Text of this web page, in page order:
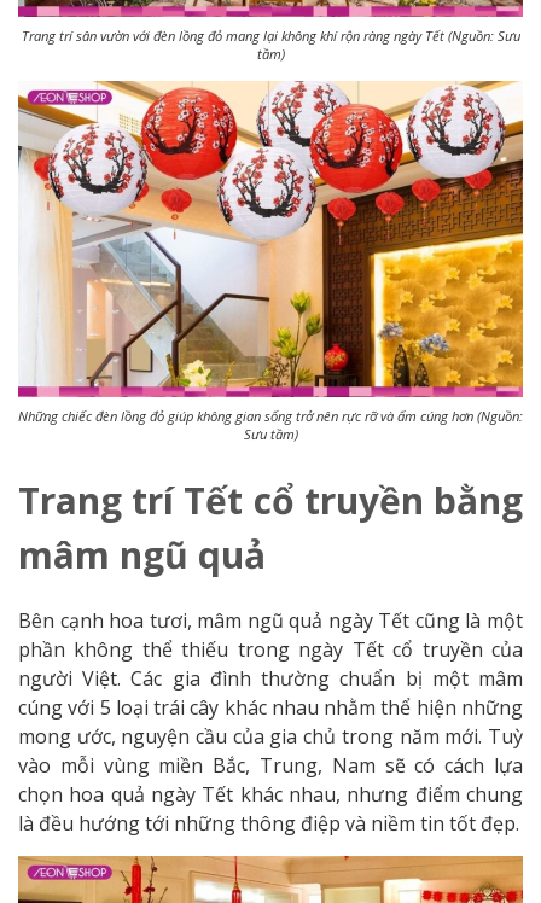
Trang trí sân vườn với đèn lồng đỏ mang lại không khí rộn ràng ngày Tết (Nguồn: Sưu
tầm)
Những chiếc đèn lồng đỏ giúp không gian sống trở nên rực rỡ và ấm cúng hơn (Nguồn:
Sưu tầm)
Trang trí Tết cổ truyền bằng
mâm ngũ quả
Bên cạnh hoa tươi, mâm ngũ quả ngày Tết cũng là một
phần không thể thiếu trong ngày Tết cổ truyền của
người Việt. Các gia đình thường chuẩn bị một mâm
cúng với 5 loại trái cây khác nhau nhằm thể hiện những
mong ước, nguyện cầu của gia chủ trong năm mới. Tuỳ
vào mỗi vùng miền Bắc, Trung, Nam sẽ có cách lựa
chọn hoa quả ngày Tết khác nhau, nhưng điểm chung
là đều hướng tới những thông điệp và niềm tin tốt đẹp.